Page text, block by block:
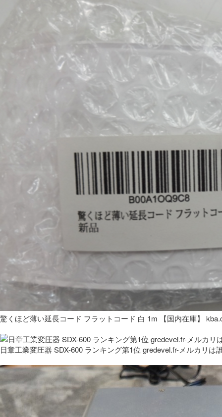
驚くほど薄い延長コード フラットコード 白 1m 【国内在庫】
日章工業変圧器 SDX-600 ランキング第1位 gredevel.fr-メルカリは